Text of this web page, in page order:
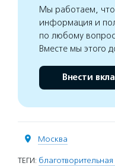
Мы работаем,
информация и
по любому
Вместе мы этого
Внести
Москва
ТЕГИ: